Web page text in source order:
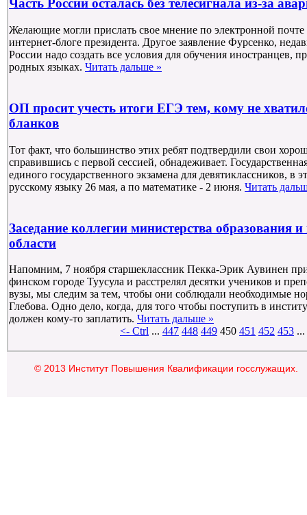
Часть России осталась без телесигнала из-за
Желающие могли прислать свое мнение по электронной
интернет-блоге президента. Другое заявление Фурсенко,
России надо создать все условия для обучения иностранцев,
родных языках. Читать дальше »
ОП просит учесть итоги ЕГЭ тем, кому не
бланков
Тот факт, что большинство этих ребят подтвердили свои
справившись с первой сессией, обнадеживает.
единого государственного экзамена для девятиклассников, в
русскому языку 26 мая, а по математике - 2 июня. Читать
Заседание коллегии министерства образования
области
Напомним, 7 ноября старшеклассник Пекка-Эрик Аувинен
финском городе Туусула и расстрелял десятки учеников и
вузы, мы следим за тем, чтобы они соблюдали необходимые
Глебова. Одно дело, когда, для того чтобы поступить в
должен кому-то заплатить. Читать дальше »
<- Ctrl ... 447 448 449 450 451 452 453 ...
© 2013 Институт Повышения Квалификации госслужащих.